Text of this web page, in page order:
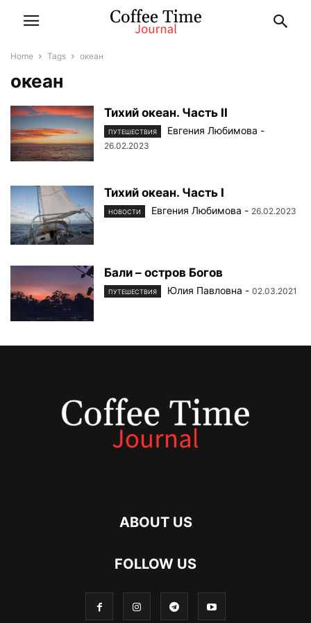
Home Tags океан
океан
Тихий океан. Часть II
ПУТЕШЕСТВИЯ Евгения Любимова -
26.02.2023
Тихий океан. Часть I
НОВОСТИ Евгения Любимова - 26.02.2023
Бали – остров Богов
ПУТЕШЕСТВИЯ Юлия Павловна - 02.03.2021
ABOUT US
FOLLOW US